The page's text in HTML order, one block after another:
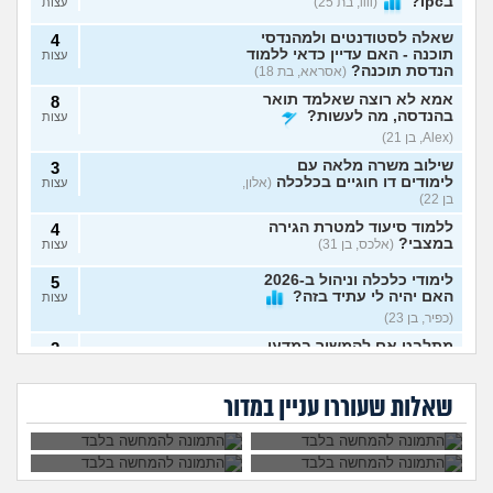
שאלה לסטודנטים ולמהנדסי
תוכנה - האם עדיין כדאי ללמוד
הנדסת תוכנה? (אסראא, בת 18)
4
עצות
אמא לא רוצה שאלמד תואר
בהנדסה, מה לעשות?
(Alex, בן 21)
8
עצות
שילוב משרה מלאה עם
לימודים דו חוגיים בכלכלה (אלון,
בן 22)
3
עצות
ללמוד סיעוד למטרת הגירה
במצבי? (אלכס, בן 31)
4
עצות
לימודי כלכלה וניהול ב-2026
האם יהיה לי עתיד בזה?
(כפיר, בן 23)
5
עצות
מתלבט אם להמשיך במדעי
– אשמח לעצה אמיתית (מדמח,
בן 21)
2
מה הדרך הכי טובה ללמוד
למבחן? (אודי, בן 20)
4
האם קיבלתי מספיק בבר אילן
1
שאלות שעוררו עניין במדור
איך לשלב בין עבודה,
כושר, משפחה
וזוגיות?
קבלתי ציון לא טוב
ללמוד רפואה, לוותר
על החלום?
לא מצליחה להתאפס
על הלימודים, לא רוצה
לפרוש מהתואר, מה
לעשות?
בן הזוג החליט לעשות
סיבה טובה להיפרד
ממנו?